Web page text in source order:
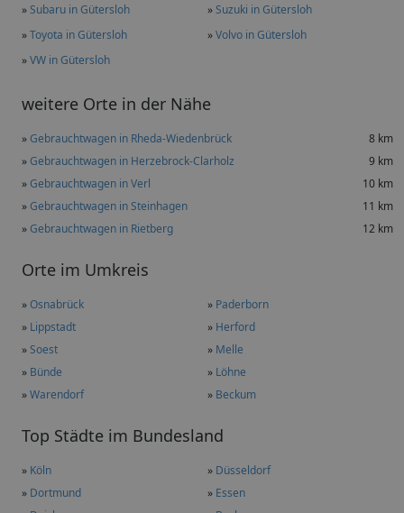
»Subaru in Gütersloh »Suzuki in Gütersloh
»Toyota in Gütersloh »Volvo in Gütersloh
»VW in Gütersloh
weitere Orte in der Nähe
»Gebrauchtwagen in Rheda-Wiedenbrück
8 km
»Gebrauchtwagen in Herzebrock-Clarholz
9 km
»Gebrauchtwagen in Verl
10 km
»Gebrauchtwagen in Steinhagen
11 km
»Gebrauchtwagen in Rietberg 12 km
Orte im Umkreis
»Osnabrück » Paderborn
» Lippstadt » Herford
»Soest » Melle
» Bünde » Löhne
»Warendorf » Beckum
Top Städte im Bundesland
» Köln » Düsseldorf
» Dortmund » Essen